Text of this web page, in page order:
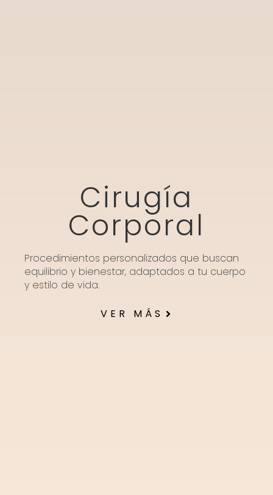
Cirugía
Corporal
Procedimientos personalizados que buscan
equilibrio y bienestar, adaptados a tu cuerpo
y estilo de vida.
VER MÁS